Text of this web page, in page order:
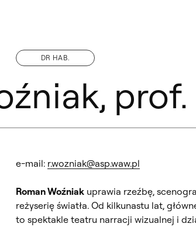
DR HAB.
e-mail: r.wozniak@asp.waw.pl
Roman Woźniak uprawia rzeźbę,
reżyserię światła. Od kilkunastu lat,
to spektakle teatru narracji wizualnej i